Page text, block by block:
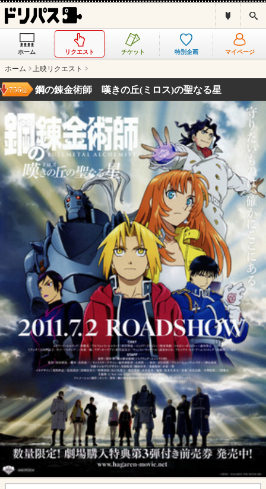
ス
ホーム リクエスト チケット 特別企画 マイページ
ホーム 上映リクエスト
鋼の錬金術師 嘆きの丘(ミロス)の聖なる星
756位